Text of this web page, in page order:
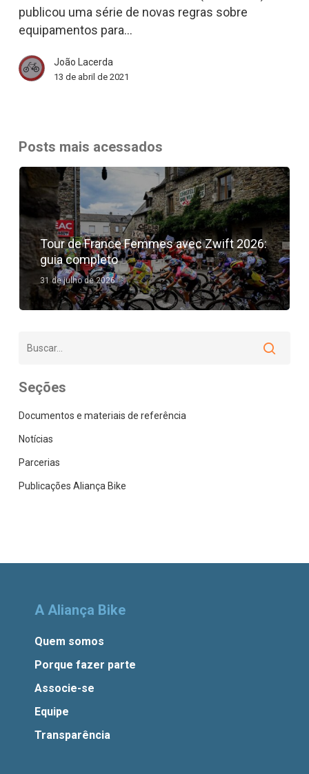
elétricas,
ciclomotores
cicloelétricos
publicou uma série de novas regras sobre
equipamentos para…
João Lacerda
13 de abril de 2021
Posts mais acessados
Tour de France Femmes avec Zwift 2026:
guia completo
31 de julho de 2026
Seções
Documentos e materiais de referência
Notícias
Parcerias
Publicações Aliança Bike
A Aliança Bike
Quem somos
Porque fazer parte
Associe-se
Equipe
Transparência